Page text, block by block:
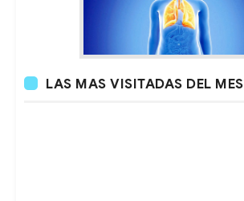
LAS MAS VISITADAS DEL MES